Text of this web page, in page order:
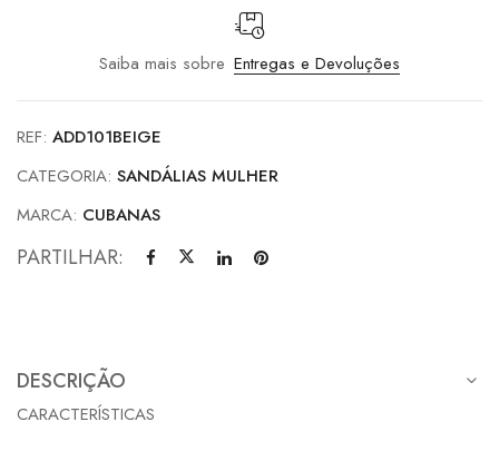
Saiba mais sobre Entregas e Devoluções
REF: ADD101BEIGE
CATEGORIA: SANDÁLIAS MULHER
MARCA: CUBANAS
PARTILHAR:
DESCRIÇÃO
CARACTERÍSTICAS